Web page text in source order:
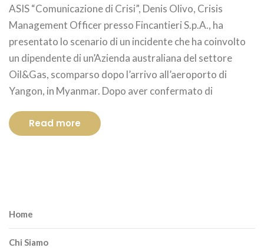
ASIS “Comunicazione di Crisi”, Denis Olivo, Crisis
Management Officer presso Fincantieri S.p.A., ha
presentato lo scenario di un incidente che ha coinvolto
un dipendente di un’Azienda australiana del settore
Oil&Gas, scomparso dopo l’arrivo all’aeroporto di
Yangon, in Myanmar. Dopo aver confermato di
Read more
Home
Chi Siamo